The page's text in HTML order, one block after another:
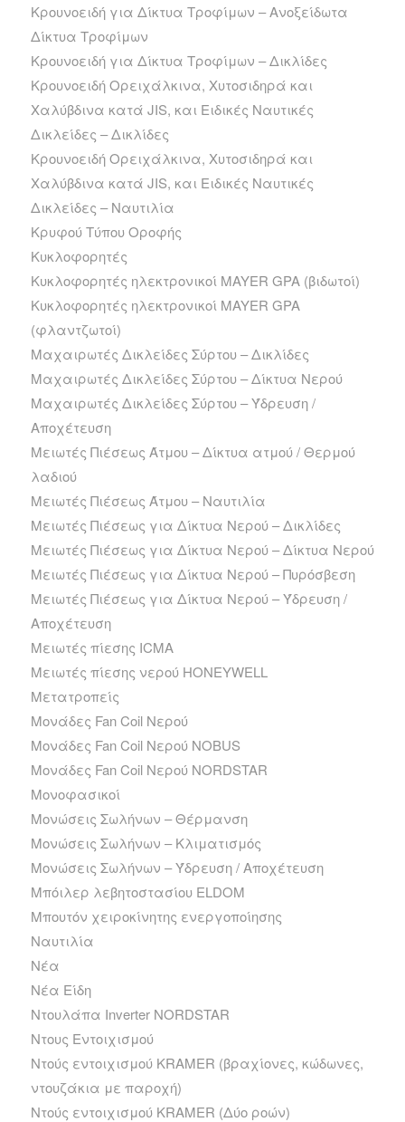
Κρουνοειδή για Δίκτυα Τροφίμων – Ανοξείδωτα
Δίκτυα Τροφίμων
Κρουνοειδή για Δίκτυα Τροφίμων – Δικλίδες
Κρουνοειδή Ορειχάλκινα, Χυτοσιδηρά και
Χαλύβδινα κατά JIS, και Ειδικές Ναυτικές
Δικλείδες – Δικλίδες
Κρουνοειδή Ορειχάλκινα, Χυτοσιδηρά και
Χαλύβδινα κατά JIS, και Ειδικές Ναυτικές
Δικλείδες – Ναυτιλία
Κρυφού Τύπου Οροφής
Κυκλοφορητές
Κυκλοφορητές ηλεκτρονικοί MAYER GPA (βιδωτοί)
Κυκλοφορητές ηλεκτρονικοί MAYER GPA
(φλαντζωτοί)
Μαχαιρωτές Δικλείδες Σύρτου – Δικλίδες
Μαχαιρωτές Δικλείδες Σύρτου – Δίκτυα Νερού
Μαχαιρωτές Δικλείδες Σύρτου – Ύδρευση /
Αποχέτευση
Μειωτές Πιέσεως Άτμου – Δίκτυα ατμού / Θερμού
λαδιού
Μειωτές Πιέσεως Άτμου – Ναυτιλία
Μειωτές Πιέσεως για Δίκτυα Νερού – Δικλίδες
Μειωτές Πιέσεως για Δίκτυα Νερού – Δίκτυα Νερού
Μειωτές Πιέσεως για Δίκτυα Νερού – Πυρόσβεση
Μειωτές Πιέσεως για Δίκτυα Νερού – Ύδρευση /
Αποχέτευση
Μειωτές πίεσης ICMA
Μειωτές πίεσης νερού HONEYWELL
Μετατροπείς
Μονάδες Fan Coil Νερού
Μονάδες Fan Coil Νερού NOBUS
Μονάδες Fan Coil Νερού NORDSTAR
Μονοφασικοί
Μονώσεις Σωλήνων – Θέρμανση
Μονώσεις Σωλήνων – Κλιματισμός
Μονώσεις Σωλήνων – Ύδρευση / Αποχέτευση
Μπόιλερ λεβητοστασίου ELDOM
Μπουτόν χειροκίνητης ενεργοποίησης
Ναυτιλία
Νέα
Νέα Είδη
Ντουλάπα Inverter NORDSTAR
Ντους Εντοιχισμού
Ντούς εντοιχισμού KRAMER (βραχίονες, κώδωνες,
ντουζάκια με παροχή)
Ντούς εντοιχισμού KRAMER (Δύο ροών)